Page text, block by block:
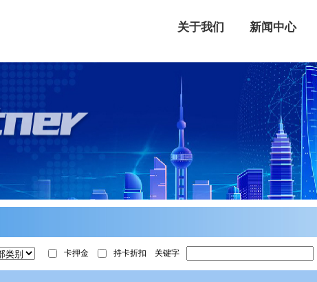
关于我们 新闻中心
卡押金 持卡折扣 关键字